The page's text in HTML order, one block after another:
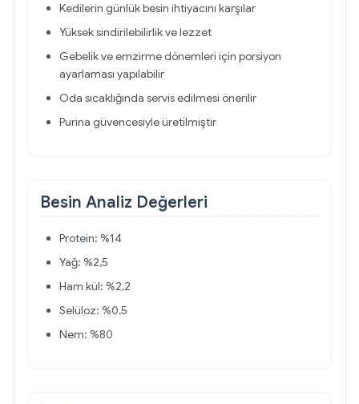
Kedilerin günlük besin ihtiyacını karşılar
Yüksek sindirilebilirlik ve lezzet
Gebelik ve emzirme dönemleri için porsiyon
ayarlaması yapılabilir
Oda sıcaklığında servis edilmesi önerilir
Purina güvencesiyle üretilmiştir
Besin Analiz Değerleri
Protein: %14
Yağ: %2,5
Ham kül: %2,2
Selüloz: %0,5
Nem: %80